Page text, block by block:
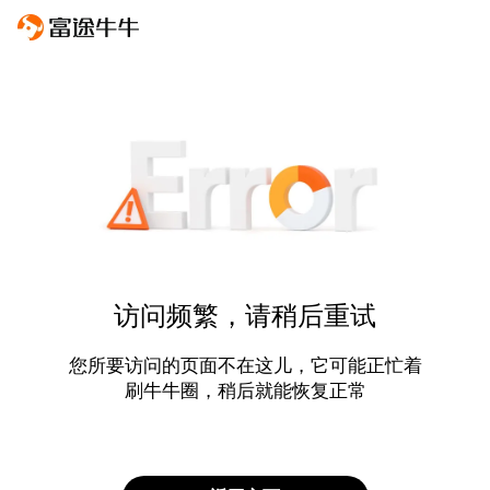
访问频繁，请稍后重试
您所要访问的页面不在这儿，它可能正忙着
刷牛牛圈，稍后就能恢复正常